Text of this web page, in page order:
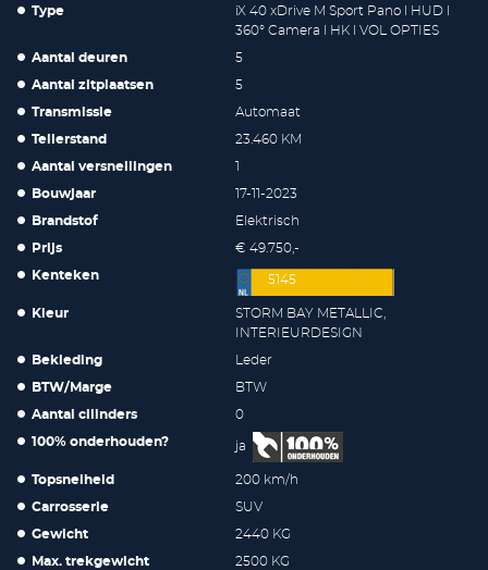
Type
iX 40 xDrive M Sport Pano l HUD l
360° Camera l HK l VOL OPTIES
Aantal deuren 5
Aantal zitplaatsen 5
Transmissie Automaat
Tellerstand 23.460 KM
Aantal versnellingen 1
Bouwjaar 17-11-2023
Brandstof Elektrisch
Prijs € 49.750,-
Kenteken 5145
Kleur
STORM BAY METALLIC,
INTERIEURDESIGN
Bekleding Leder
BTW/Marge BTW
Aantal cilinders 0
100% onderhouden? ja
Topsnelheid 200 km/h
Carrosserie SUV
Gewicht 2440 KG
Max. trekgewicht 2500 KG